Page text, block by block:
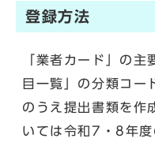
登録方法
「業者カード」の
目一覧」の分類コ
のうえ提出書類を作
いては令和7・8年